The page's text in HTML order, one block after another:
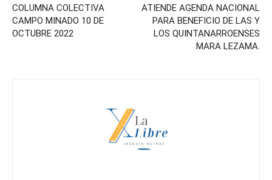
COLUMNA COLECTIVA
CAMPO MINADO 10 DE
OCTUBRE 2022
ATIENDE AGENDA NACIONAL
PARA BENEFICIO DE LAS Y
LOS QUINTANARROENSES
MARA LEZAMA.